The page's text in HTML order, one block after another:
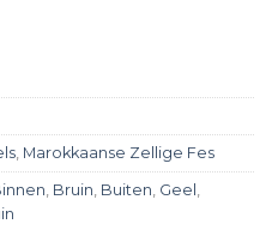
, Marokkaanse Zellige Fes
, Bruin, Buiten, Geel ,